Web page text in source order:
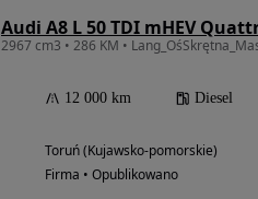
Audi A8 L 50 TDI mHEV
12 000 km Diesel
Toruń (Kujawsko-pomorskie)
Firma • Opublikowano